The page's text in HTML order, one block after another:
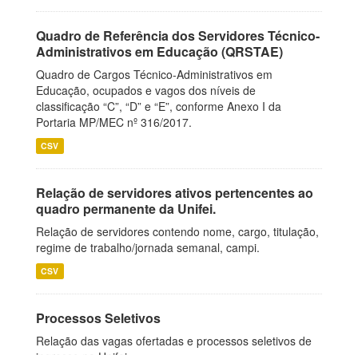
Quadro de Referência dos Servidores Técnico-
Administrativos em Educação (QRSTAE)
Quadro de Cargos Técnico-Administrativos em
Educação, ocupados e vagos dos níveis de
classificação “C”, “D” e “E”, conforme Anexo I da
Portaria MP/MEC nº 316/2017.
CSV
Relação de servidores ativos pertencentes ao
quadro permanente da Unifei.
Relação de servidores contendo nome, cargo, titulação,
regime de trabalho/jornada semanal, campi.
CSV
Processos Seletivos
Relação das vagas ofertadas e processos seletivos de